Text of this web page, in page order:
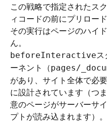
この戦略で指定されたス
ィコードの前にプリロー
その実行はページのハイ
ん。
beforeInteractiveス
ーネント（pages/
があり、サイト全体で必
に設計されています（つ
意のページがサーバーサ
プトが読み込まれます）。